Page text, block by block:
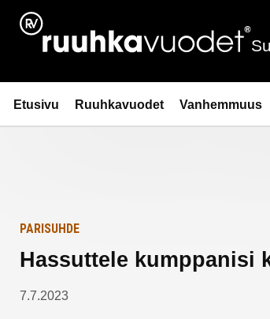
Siirry
sisältöön
Ruuhkavuodet.fi
Etusivu Ruuhkavuodet Vanhemmuus
Etusivulle
PARISUHDE
Hassuttele kumppanisi
7.7.2023